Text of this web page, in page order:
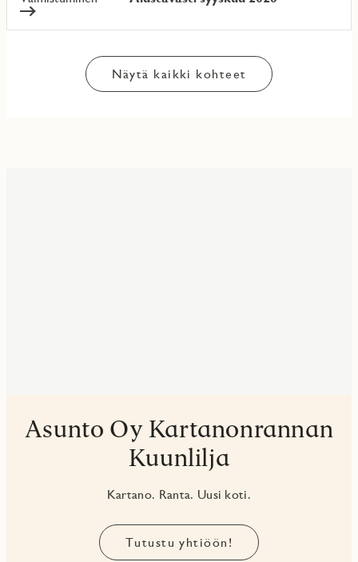
Näytä kaikki kohteet
Asunto Oy Kartanonrannan
Kuunlilja
Kartano. Ranta. Uusi koti.
Tutustu yhtiöön!